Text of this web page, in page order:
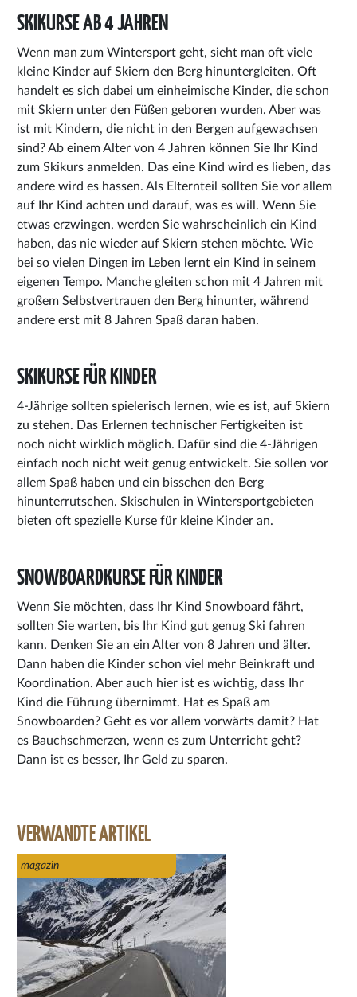
SKIKURSE AB 4 JAHREN
Wenn man zum Wintersport geht, sieht man oft viele
kleine Kinder auf Skiern den Berg hinuntergleiten. Oft
handelt es sich dabei um einheimische Kinder, die schon
mit Skiern unter den Füßen geboren wurden. Aber was
ist mit Kindern, die nicht in den Bergen aufgewachsen
sind? Ab einem Alter von 4 Jahren können Sie Ihr Kind
zum Skikurs anmelden. Das eine Kind wird es lieben, das
andere wird es hassen. Als Elternteil sollten Sie vor allem
auf Ihr Kind achten und darauf, was es will. Wenn Sie
etwas erzwingen, werden Sie wahrscheinlich ein Kind
haben, das nie wieder auf Skiern stehen möchte. Wie
bei so vielen Dingen im Leben lernt ein Kind in seinem
eigenen Tempo. Manche gleiten schon mit 4 Jahren mit
großem Selbstvertrauen den Berg hinunter, während
andere erst mit 8 Jahren Spaß daran haben.
SKIKURSE FÜR KINDER
4-Jährige sollten spielerisch lernen, wie es ist, auf Skiern
zu stehen. Das Erlernen technischer Fertigkeiten ist
noch nicht wirklich möglich. Dafür sind die 4-Jährigen
einfach noch nicht weit genug entwickelt. Sie sollen vor
allem Spaß haben und ein bisschen den Berg
hinunterrutschen. Skischulen in Wintersportgebieten
bieten oft spezielle Kurse für kleine Kinder an.
SNOWBOARDKURSE FÜR KINDER
Wenn Sie möchten, dass Ihr Kind Snowboard fährt,
sollten Sie warten, bis Ihr Kind gut genug Ski fahren
kann. Denken Sie an ein Alter von 8 Jahren und älter.
Dann haben die Kinder schon viel mehr Beinkraft und
Koordination. Aber auch hier ist es wichtig, dass Ihr
Kind die Führung übernimmt. Hat es Spaß am
Snowboarden? Geht es vor allem vorwärts damit? Hat
es Bauchschmerzen, wenn es zum Unterricht geht?
Dann ist es besser, Ihr Geld zu sparen.
VERWANDTE ARTIKEL
magazin